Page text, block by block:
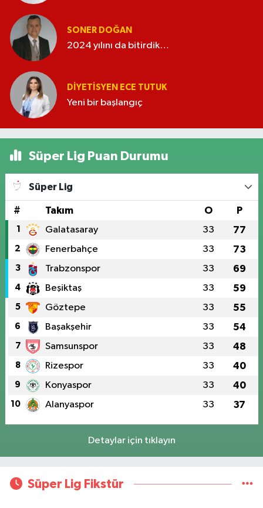
SONER DOĞAN
2024 yılını da bitirdik…
DIYETISYEN ECE TUTUK
Yeni bir başlangıç
Süper Lig Puan Durumu
Süper Lig
# Takım O P
1 Galatasaray 33 77
2 Fenerbahçe 33 73
3 Trabzonspor 33 69
4 Beşiktaş 33 59
5 Göztepe 33 55
6 Başakşehir 33 54
7 Samsunspor 33 48
8 Rizespor 33 40
9 Konyaspor 33 40
10 Alanyaspor 33 37
Detaylar için tıklayın
Süper Lig Fikstür